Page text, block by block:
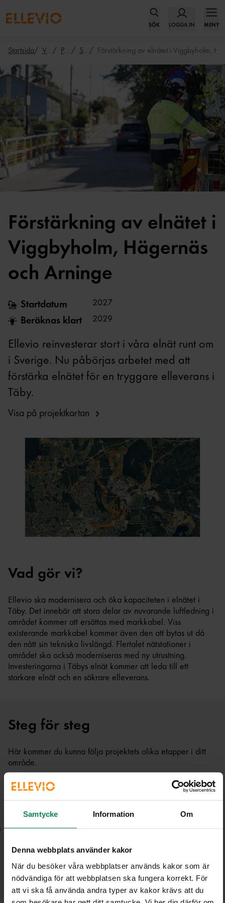
Samtycke Information Om
Denna webbplats använder kakor
När du besöker våra webbplatser används kakor som är
nödvändiga för att webbplatsen ska fungera korrekt. För
att vi ska få använda andra typer av kakor krävs att du
SÖK LOGGA IN MENY
Startsida Projektkarta Förstärkning av elnätet i Viggbyholm,
Förstärkning av elnätet i
Viggbyholm, Hägernäs
och Arninge
Ellevio reinvesterar stort i våra elnät runt om
i Sverige. Nu påbörjas arbetet med att
förstärka elnätet för en tryggare elleverans i
Täby.
Visa på projektkartan
Startdatum 2027
Beräknas klart 2029
Vad gör vi?
Ellevio ska modernisera och öka kapaciteten i elnätet i
Täby. Det innebär att stora delar av nuvarande luftledning i
området kommer att ersättas med markkabel. Viss
existerande markkabel kommer även den att bytas ut då
den nått sin tekniska livslängd. Flertalet nätstationer i
området ska också moderniseras med ny utrustning.
Investeringarna i Täbys elnät kommer att leda till ett
starkare elnät och en säkrare elleverans.
Steg för steg
Här kommer du kunna följa projektets olika etapper i ditt
område.
Arbete med start 2027
När start för arbetet närmar sig i ditt område kommer
du att få ett utskick med information hur du eventuellt
uppdateras informationen löpande på den här sidan.